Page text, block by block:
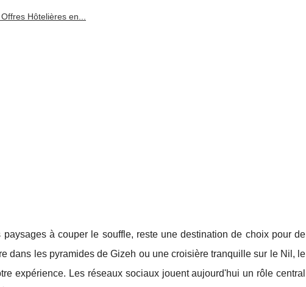
Hôtelières en...
à couper le souffle, reste une destination de choix pour de
dans les pyramides de Gizeh ou une croisière tranquille sur le Nil, le
expérience. Les réseaux sociaux jouent aujourd'hui un rôle central